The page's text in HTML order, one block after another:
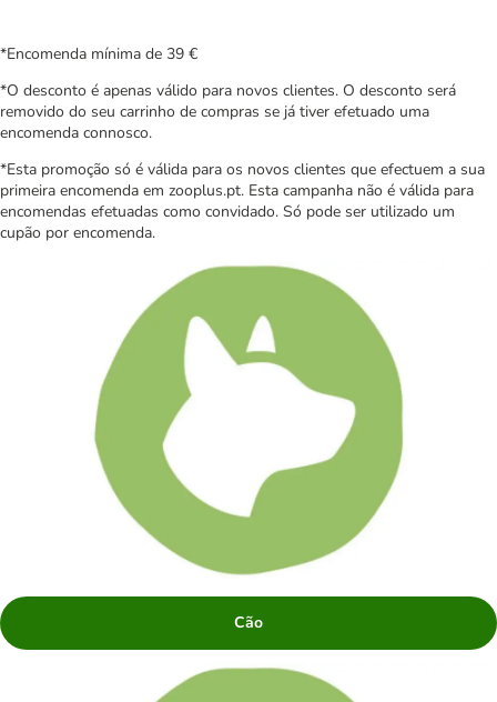
*Encomenda mínima de 39 €
*O desconto é apenas válido para novos clientes. O desconto será
removido do seu carrinho de compras se já tiver efetuado uma
encomenda connosco.
*Esta promoção só é válida para os novos clientes que efectuem a sua
primeira encomenda em zooplus.pt. Esta campanha não é válida para
encomendas efetuadas como convidado. Só pode ser utilizado um
cupão por encomenda.
Cão